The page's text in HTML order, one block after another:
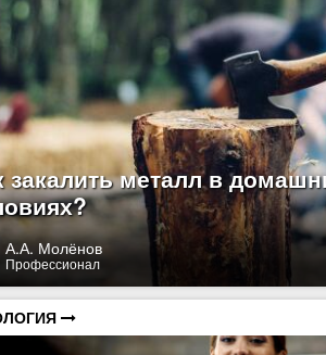
закалить металл в
А.А. Молёнов
Профессионал